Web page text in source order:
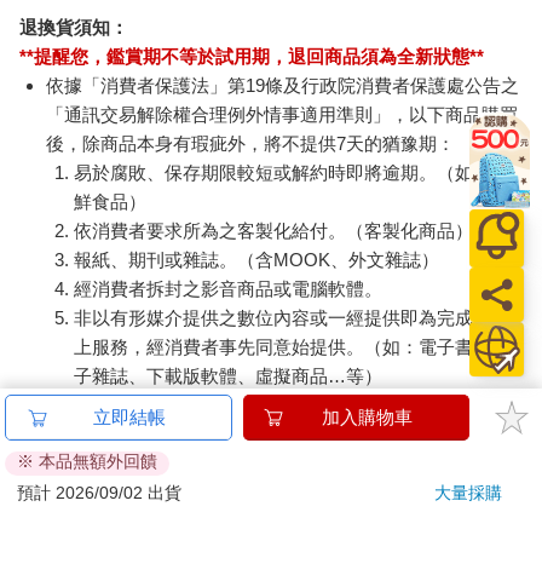
退換貨須知：
**提醒您，鑑賞期不等於試用期，退回商品須為全新狀態**
依據「消費者保護法」第19條及行政院消費者保護處公告之
「通訊交易解除權合理例外情事適用準則」，以下商品購買
後，除商品本身有瑕疵外，將不提供7天的猶豫期：
易於腐敗、保存期限較短或解約時即將逾期。（如：生
鮮食品）
依消費者要求所為之客製化給付。（客製化商品）
報紙、期刊或雜誌。（含MOOK、外文雜誌）
經消費者拆封之影音商品或電腦軟體。
非以有形媒介提供之數位內容或一經提供即為完成之線
上服務，經消費者事先同意始提供。（如：電子書、電
子雜誌、下載版軟體、虛擬商品…等）
已拆封之個人衛生用品。（如：內衣褲、刮鬍刀、除毛
若非上列種類商品，均享有到貨7天的猶豫期（含例假
日）。
立即結帳 加入購物車
※ 本品無額外回饋
預計 2026/09/02 出貨
大量採購